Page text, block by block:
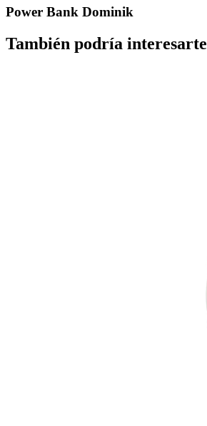
Power Bank Dominik
También podría interesarte